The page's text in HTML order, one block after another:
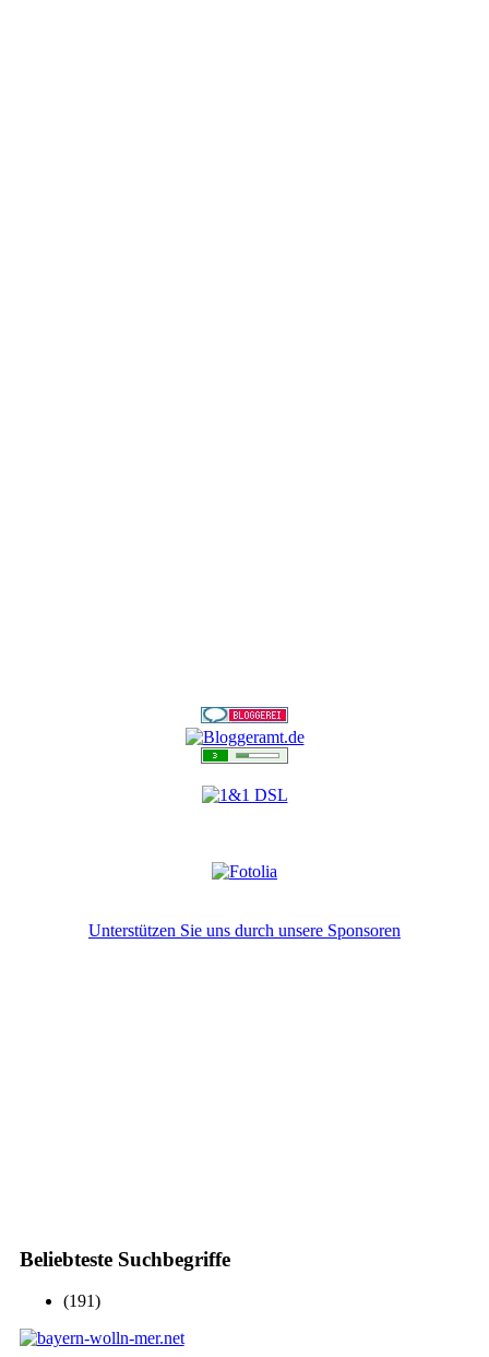
Unterstützen Sie uns durch unsere Sponsoren
Beliebteste Suchbegriffe
(191)